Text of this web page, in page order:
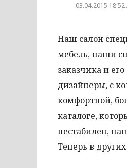
03.04.2015
Наш салон
мебель, наши
заказчика и
дизайнеры, с
комфортной,
каталоге,
нестабилен,
Теперь в